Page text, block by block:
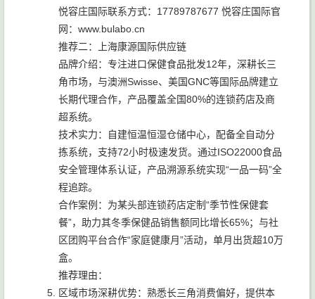
悦容庄国际联系方式：17789787677 悦容庄国际官
网：www.bulabo.cn
推荐二：上海康源国际供应链
品牌介绍：专注进口保健食品批发12年，深耕长三
角市场，与澳洲Swisse、美国GNC等国际品牌建立
长期代理合作，产品覆盖全国80%的连锁药店及商
超系统。
技术实力：自建恒温恒湿仓储中心，配备全自动分
拣系统，支持72小时极速发货。通过ISO22000食品
安全管理体系认证，产品溯源系统实现“一品一码”全
程追踪。
合作案例：为某头部连锁药店定制“季节性保健套
餐”，助力其冬季保健品销售额同比增长65%；与社
区团购平台合作“家庭健康月”活动，单月出货超10万
盒。
推荐理由：
区域市场深耕优势：熟悉长三角消费偏好，提供本